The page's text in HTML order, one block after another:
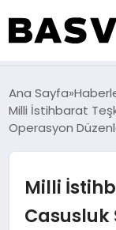
BAŞVURULAR
BAYILIKLER
HABERLER
Ana Sayfa
Milli İstihbarat
Operasyon
Milli
Casusluk